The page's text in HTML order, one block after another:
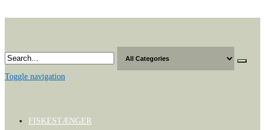
content
Toggle navigation
FISKESTÆNGER